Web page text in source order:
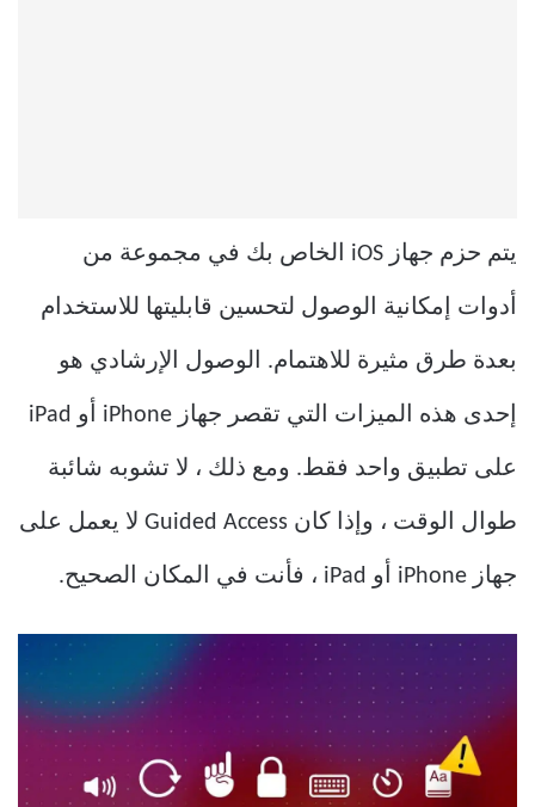
يتم حزم جهاز iOS الخاص بك في مجموعة من
أدوات إمكانية الوصول لتحسين قابليتها للاستخدام
بعدة طرق مثيرة للاهتمام. الوصول الإرشادي هو
إحدى هذه الميزات التي تقصر جهاز iPhone أو iPad
على تطبيق واحد فقط. ومع ذلك ، لا تشوبه شائبة
طوال الوقت ، وإذا كان Guided Access لا يعمل على
جهاز iPhone أو iPad ، فأنت في المكان الصحيح.